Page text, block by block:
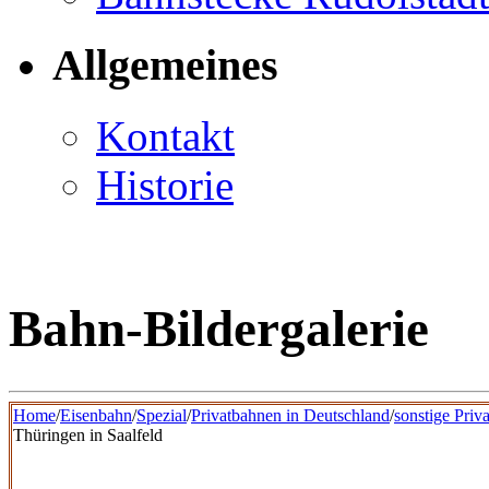
Allgemeines
Kontakt
Historie
Bahn-Bildergalerie
Home/Eisenbahn/Spezial/Privatbahnen in Deutschland/sonstige
Thüringen in Saalfeld